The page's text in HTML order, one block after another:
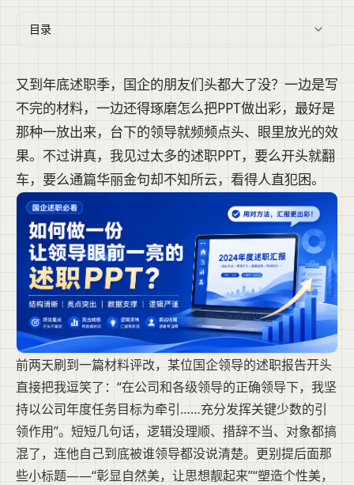
目录
又到年底述职季，国企的朋友们头都大了没？一边是写
不完的材料，一边还得琢磨怎么把PPT做出彩，最好是
那种一放出来，台下的领导就频频点头、眼里放光的效
果。不过讲真，我见过太多的述职PPT，要么开头就翻
车，要么通篇华丽金句却不知所云，看得人直犯困。
前两天刷到一篇材料评改，某位国企领导的述职报告开头
直接把我逗笑了：“在公司和各级领导的正确领导下，我坚
持以公司年度任务目标为牵引……充分发挥关键少数的引
领作用”。短短几句话，逻辑没理顺、措辞不当、对象都搞
混了，连他自己到底被谁领导都没说清楚。更别提后面那
些小标题——“彰显自然美，让思想靓起来”“塑造个性美，